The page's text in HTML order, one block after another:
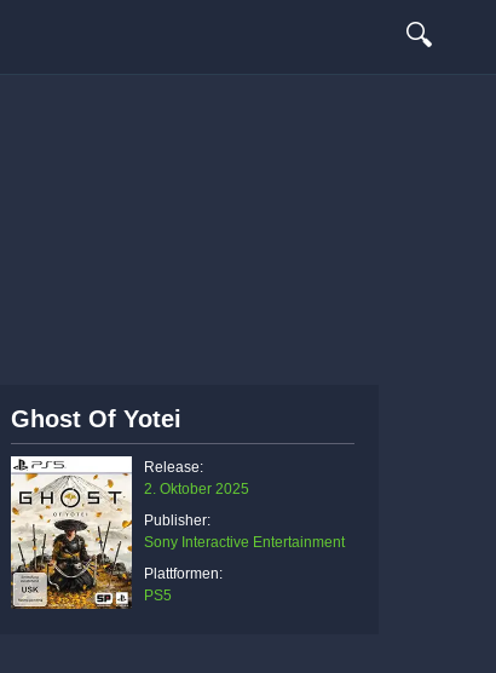
🔍
Ghost Of Yotei
Release:
2. Oktober 2025
Publisher:
Sony Interactive Entertainment
Plattformen:
PS5